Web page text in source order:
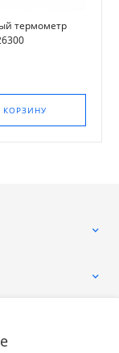
термометр
КОРЗИНУ